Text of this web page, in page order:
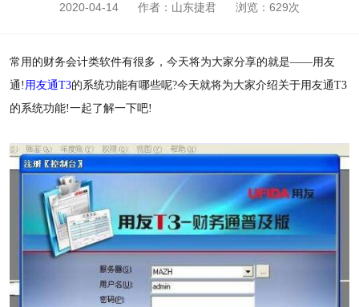
2020-04-14 作者：山东捷君 浏览： 629次
常用的财务会计类软件有很多，今天将为大家分享的就是——用友
通! 用友通T3的系统功能有哪些呢?今天就将为大家介绍关于用友通T3
的系统功能!一起了解一下吧!